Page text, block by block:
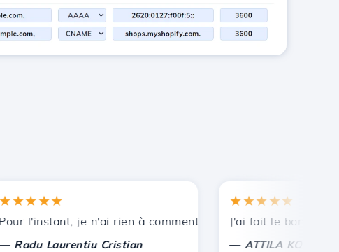
l'instant, je n'ai rien à commenter, seulement à apprécier.
Laurentiu Cristian
★★★★★
J'ai fait le bon choix de
ATTILA KOLES